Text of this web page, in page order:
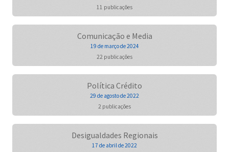
11 publicações
Comunicação e Media
19 de março de 2024
22 publicações
Política Crédito
29 de agosto de 2022
2 publicações
Desigualdades Regionais
17 de abril de 2022